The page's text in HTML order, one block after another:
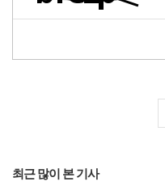
최근 많이 본 기사